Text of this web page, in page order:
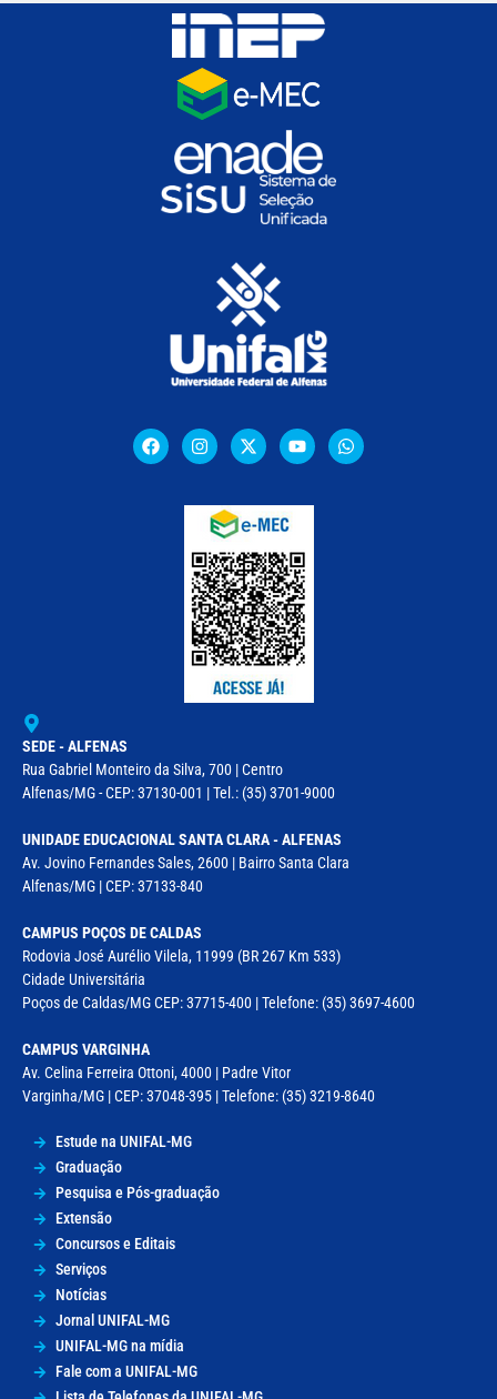
SEDE - ALFENAS
Rua Gabriel Monteiro da Silva, 700 | Centro
Alfenas/MG - CEP: 37130-001 | Tel.: (35) 3701-9000
UNIDADE EDUCACIONAL SANTA CLARA - ALFENAS
Av. Jovino Fernandes Sales, 2600 | Bairro Santa Clara
Alfenas/MG | CEP: 37133-840
CAMPUS POÇOS DE CALDAS
Rodovia José Aurélio Vilela, 11999 (BR 267 Km 533)
Cidade Universitária
Poços de Caldas/MG CEP: 37715-400 | Telefone: (35) 3697-4600
CAMPUS VARGINHA
Av. Celina Ferreira Ottoni, 4000 | Padre Vitor
Varginha/MG | CEP: 37048-395 | Telefone: (35) 3219-8640
Estude na UNIFAL-MG
Graduação
Pesquisa e Pós-graduação
Extensão
Concursos e Editais
Serviços
Notícias
Jornal UNIFAL-MG
UNIFAL-MG na mídia
Fale com a UNIFAL-MG